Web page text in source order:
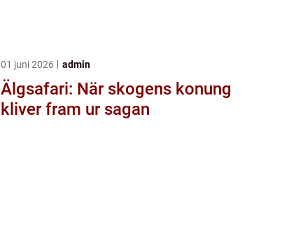
01 juni 2026 admin
Älgsafari: När skogens konung
kliver fram ur sagan